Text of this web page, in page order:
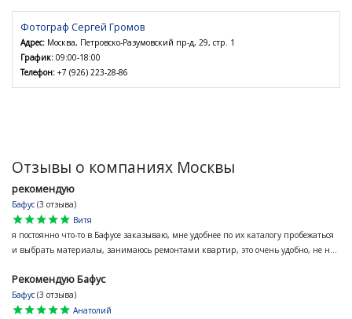
Фотограф Сергей Громов
Адрес: Москва, Петровско-Разумовский пр-д, 29, стр. 1
График: 09:00-18:00
Телефон: +7 (926) 223-28-86
Отзывы о компаниях Москвы
рекомендую
Бафус (3 отзыва)
star
star
star
star
star
Витя
я постоянно что-то в Бафусе заказываю, мне удобнее по их каталогу пробежаться
и выбрать материалы, занимаюсь ремонтами квартир, это очень удобно, не н...
Рекомендую Бафус
Бафус (3 отзыва)
star
star
star
star
star
Анатолий